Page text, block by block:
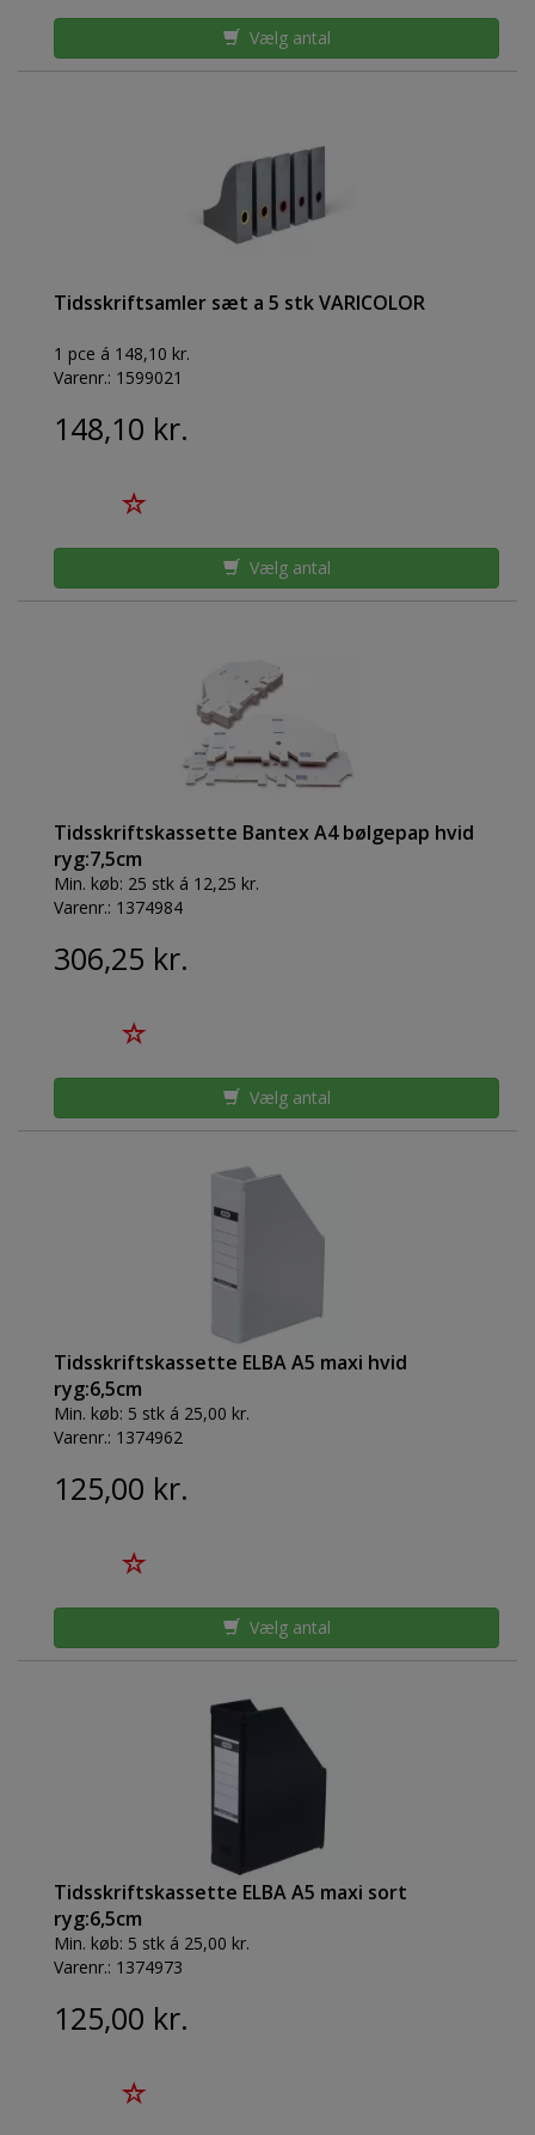
Vælg antal
Tidsskriftsamler sæt a 5 stk VARICOLOR
1 pce á 148,10 kr.
Varenr.: 1599021
148,10 kr.
Vælg antal
Tidsskriftskassette Bantex A4 bølgepap hvid
ryg:7,5cm
Min. køb: 25 stk á 12,25 kr.
Varenr.: 1374984
306,25 kr.
Vælg antal
Tidsskriftskassette ELBA A5 maxi hvid
ryg:6,5cm
Min. køb: 5 stk á 25,00 kr.
Varenr.: 1374962
125,00 kr.
Vælg antal
Tidsskriftskassette ELBA A5 maxi sort
ryg:6,5cm
Min. køb: 5 stk á 25,00 kr.
Varenr.: 1374973
125,00 kr.